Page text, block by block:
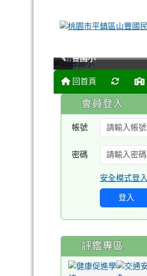
山豐國小
山豐國小
山豐國小
山豐國小
回首頁
:::
會員登入
帳號
密碼
安全模式登入
登入
評鑑專區